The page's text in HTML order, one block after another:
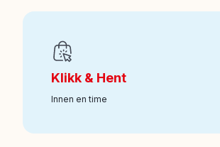
Art nr:7113-088808718-74531
Klikk & Hent
Innen en time